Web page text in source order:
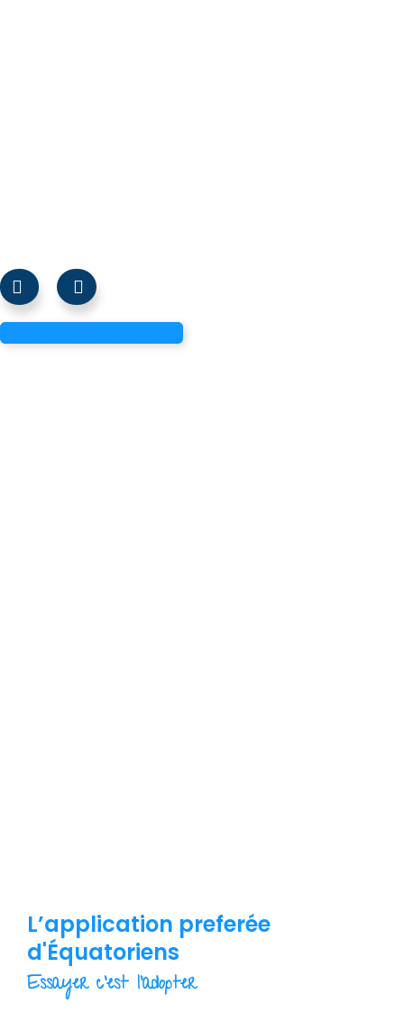
L’application preferée
d'Équatoriens
Essayer c’est l’adopter